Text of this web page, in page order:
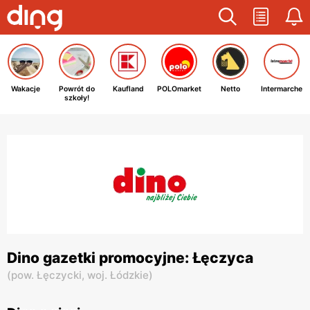
Wakacje
Powrót do
szkoły!
Kaufland POLOmarket Netto Intermarche
Dino gazetki promocyjne: Łęczyca
(pow. Łęczycki, woj. Łódzkie)